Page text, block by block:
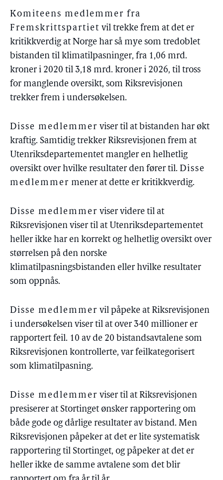
Komiteens medlemmer fra
Fremskrittspartiet vil trekke frem at det er
kritikkverdig at Norge har så mye som tredoblet
bistanden til klimatilpasninger, fra 1,06 mrd.
kroner i 2020 til 3,18 mrd. kroner i 2026, til tross
for manglende oversikt, som Riksrevisjonen
trekker frem i undersøkelsen.
Disse medlemmer viser til at bistanden har økt
kraftig. Samtidig trekker Riksrevisjonen frem at
Utenriksdepartementet mangler en helhetlig
oversikt over hvilke resultater den fører til. Disse
medlemmer mener at dette er kritikkverdig.
Disse medlemmer viser videre til at
Riksrevisjonen viser til at Utenriksdepartementet
heller ikke har en korrekt og helhetlig oversikt over
størrelsen på den norske
klimatilpasningsbistanden eller hvilke resultater
som oppnås.
Disse medlemmer vil påpeke at Riksrevisjonen
i undersøkelsen viser til at over 340 millioner er
rapportert feil. 10 av de 20 bistandsavtalene som
Riksrevisjonen kontrollerte, var feilkategorisert
som klimatilpasning.
Disse medlemmer viser til at Riksrevisjonen
presiserer at Stortinget ønsker rapportering om
både gode og dårlige resultater av bistand. Men
Riksrevisjonen påpeker at det er lite systematisk
rapportering til Stortinget, og påpeker at det er
heller ikke de samme avtalene som det blir